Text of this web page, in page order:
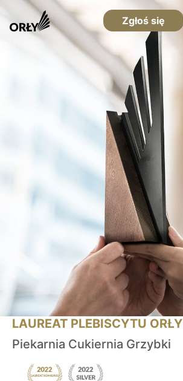
Zgłoś się
LAUREAT PLEBISCYTU ORŁY
Piekarnia Cukiernia Grzybki